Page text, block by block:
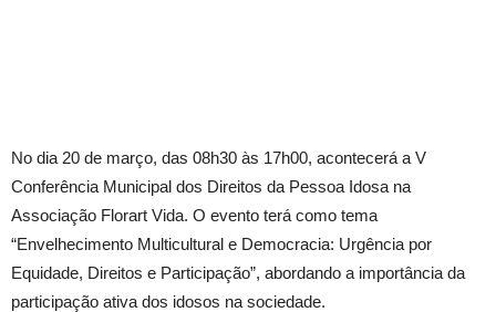
No dia 20 de março, das 08h30 às 17h00, acontecerá a V
Conferência Municipal dos Direitos da Pessoa Idosa na
Associação Florart Vida. O evento terá como tema
“Envelhecimento Multicultural e Democracia: Urgência por
Equidade, Direitos e Participação”, abordando a importância da
participação ativa dos idosos na sociedade.